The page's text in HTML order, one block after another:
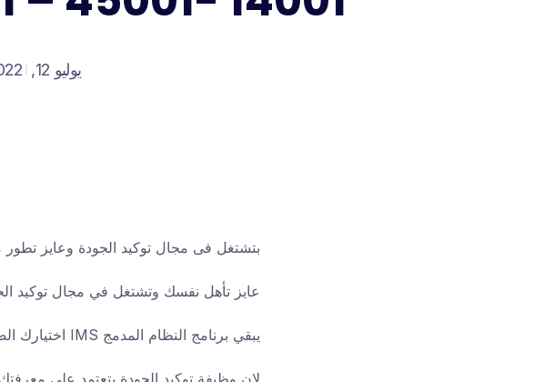
يوليو 12, 2022
بتشتغل فى مجال توكيد الجودة وعايز
عايز تأهل نفسك وتشتغل في مجال توكيد
يبقي برنامج النظام المدمج IMS اختيارك الصحيح👌
لان وظيفة توكيد الجودة بتعتمد علي